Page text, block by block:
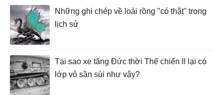
Những ghi chép về loài rồng "có thật" trong
lịch sử
Tại sao xe tăng Đức thời Thế chiến II lại có
lớp vỏ sần sùi như vậy?